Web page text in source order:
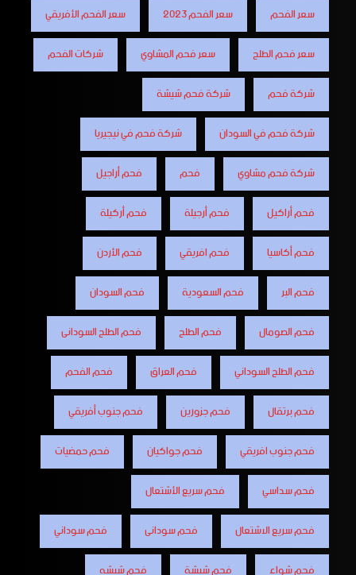
سعر الفحم
سعر الفحم 2023
سعر الفحم الأفريقي
سعر فحم الطلح
سعر فحم المشاوي
شركات الفحم
شركة فحم
شركة فحم شيشة
شركة فحم في السودان
شركة فحم في نيجيريا
شركة فحم مشاوي
فحم
فحم أراجيل
فحم أراكيل
فحم أرجيلة
فحم أركيلة
فحم أكاسيا
فحم افريقي
فحم الأردن
فحم البر
فحم السعودية
فحم السودان
فحم الصومال
فحم الطلح
فحم الطلح السودانى
فحم الطلح السوداني
فحم العراق
فحم الفحم
فحم برتقال
فحم جزورين
فحم جنوب أفريقي
فحم جنوب افريقي
فحم جواكيان
فحم حمضيات
فحم سداسي
فحم سريع الأشتعال
فحم سريع الاشتعال
فحم سودانى
فحم سوداني